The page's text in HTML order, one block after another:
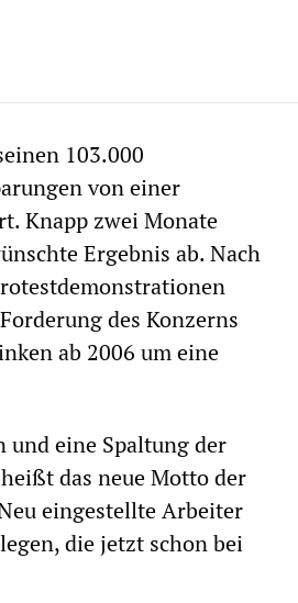
103.000
von einer
Knapp zwei Monate
Ergebnis ab. Nach
des Konzerns
ab 2006 um eine
eine Spaltung der
das neue Motto der
eingestellte Arbeiter
die jetzt schon bei